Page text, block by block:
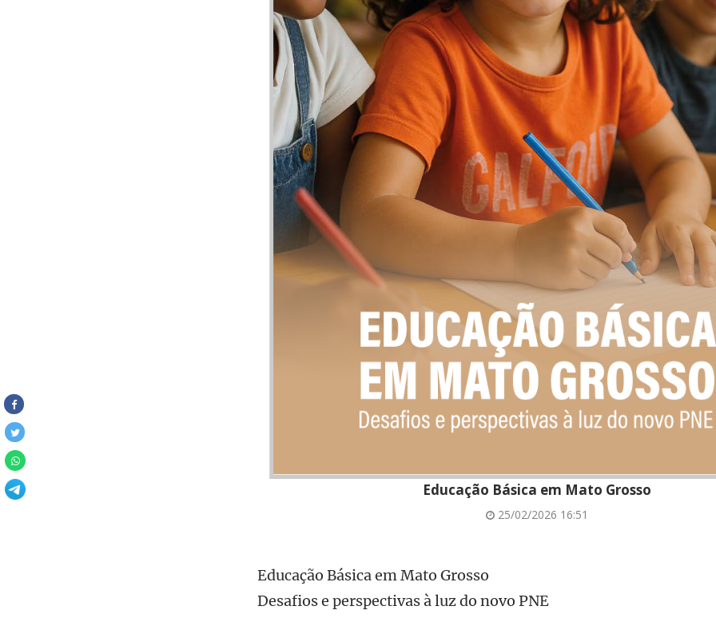
Educação Básica em Mato Grosso
25/02/2026 16:51
Educação Básica em Mato Grosso
Desafios e perspectivas à luz do novo PNE